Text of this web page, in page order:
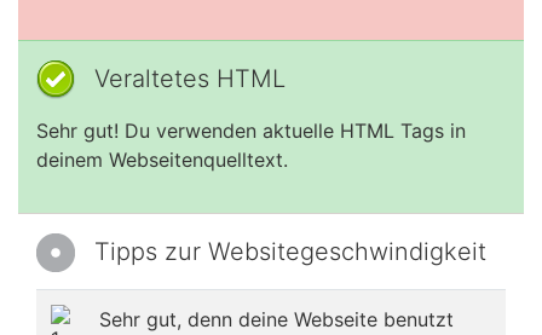
Veraltetes HTML
Sehr gut! Du verwenden aktuelle HTML Tags in
deinem Webseitenquelltext.
Tipps zur Websitegeschwindigkeit
Sehr gut, denn deine Webseite benutzt